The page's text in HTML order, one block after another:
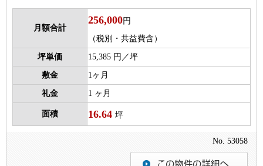
月額合計
256,000円
（税別・共益費含）
坪単価 15,385 円／坪
敷金 1ヶ月
礼金 1 ヶ月
面積 16.64 坪
No. 53058